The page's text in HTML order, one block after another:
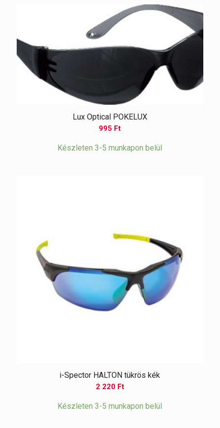
Lux Optical POKELUX
995 Ft
Készleten 3-5 munkapon belül
i-Spector HALTON tükrös kék
2 220 Ft
Készleten 3-5 munkapon belül